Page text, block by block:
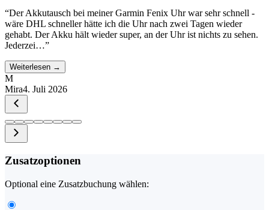
“Der Akkutausch bei meiner Garmin Fenix Uhr war sehr schnell -
wäre DHL schneller hätte ich die Uhr nach zwei Tagen wieder
gehabt. Der Akku hält wieder super, an der Uhr ist nichts zu sehen.
Jederzei…”
Weiterlesen →
M
Mira4. Juli 2026
Zusatzoptionen
Optional eine Zusatzbuchung wählen: